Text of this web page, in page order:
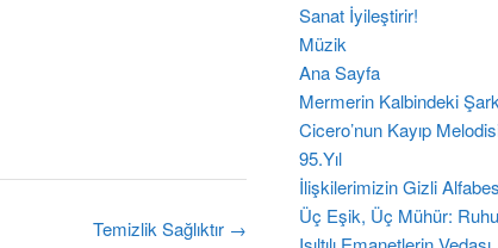
Temizlik Sağlıktır →
Sanat İyileştirir!
Müzik
Ana Sayfa
Mermerin Kalbindeki
Cicero’nun Kayıp
95.Yıl
İlişkilerimizin Gizli
Üç Eşik, Üç Mühür: